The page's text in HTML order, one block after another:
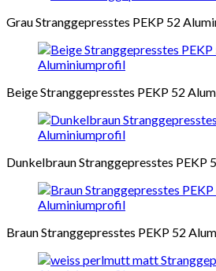
Grau Stranggepresstes PEKP 52
Beige Stranggepresstes PEKP 52
Dunkelbraun Stranggepresstes PEKP
Braun Stranggepresstes PEKP 52